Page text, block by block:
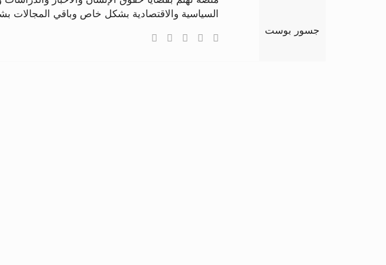
جسور بوست
السياسية والاقتصادية بشكل خاص وباقي المجالات